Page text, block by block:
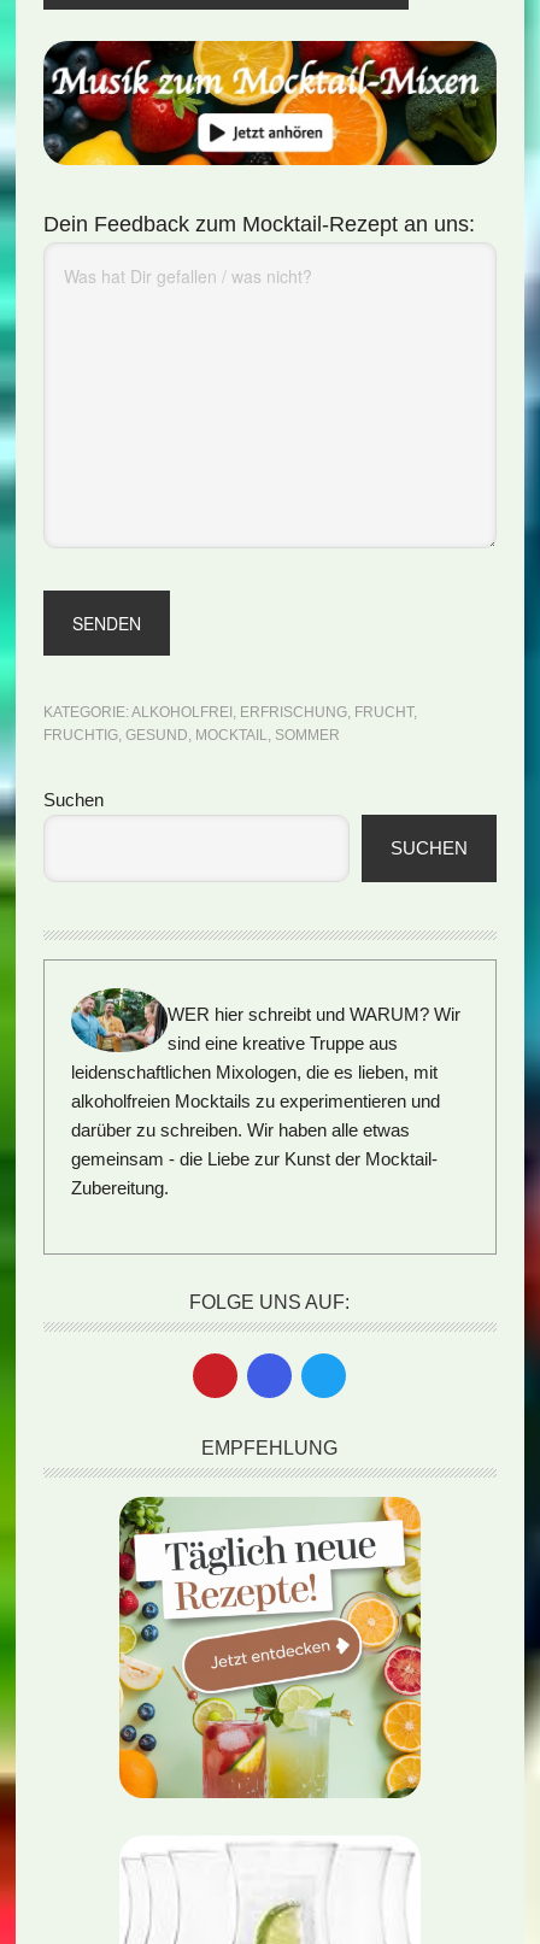
Dein Feedback zum Mocktail-Rezept an uns:
KATEGORIE: ALKOHOLFREI , ERFRISCHUNG, FRUCHT,
FRUCHTIG, GESUND, MOCKTAIL, SOMMER
Seitenspalte
Suchen
SUCHEN
WER hier schreibt und WARUM? Wir
sind eine kreative Truppe aus
leidenschaftlichen Mixologen, die es lieben, mit
alkoholfreien Mocktails zu experimentieren und
darüber zu schreiben. Wir haben alle etwas
gemeinsam - die Liebe zur Kunst der Mocktail-
Zubereitung.
FOLGE UNS AUF:
EMPFEHLUNG